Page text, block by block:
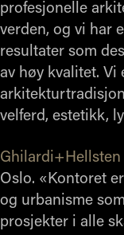
profesjonelle
verden, og vi har
resultater som
av høy kvalitet. Vi
velferd, estetikk,
Oslo. «Kontoret
og urbanisme
prosjekter i alle